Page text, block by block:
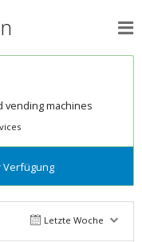
vending machines
Verfügung
Letzte Woche